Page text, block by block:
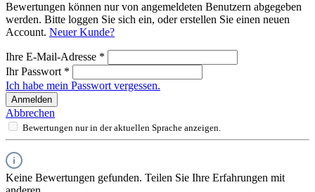
Bewertungen können nur von angemeldeten Benutzern abgegeben
werden. Bitte loggen Sie sich ein, oder erstellen Sie einen neuen
Account. Neuer Kunde?
Ihre E-Mail-Adresse *
Ihr Passwort *
Ich habe mein Passwort vergessen.
Anmelden
Abbrechen
Bewertungen nur in der aktuellen Sprache anzeigen.
Keine Bewertungen gefunden. Teilen Sie Ihre Erfahrungen mit